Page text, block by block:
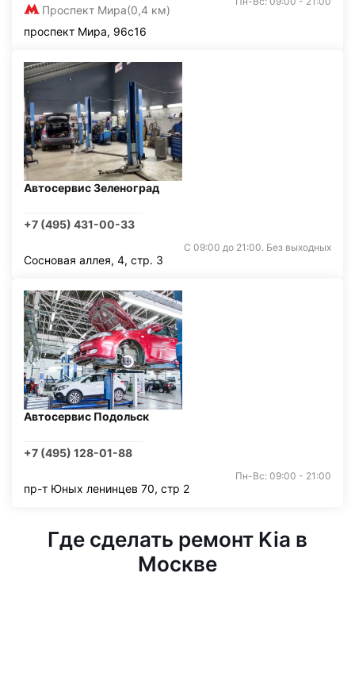
Проспект Мира(0,4 км)
проспект Мира, 96с16
Автосервис Зеленоград
+7 (495) 431-00-33
С 09:00 до 21:00. Без выходных
Сосновая аллея, 4, стр. 3
Автосервис Подольск
+7 (495) 128-01-88
Пн-Вс: 09:00 - 21:00
пр-т Юных ленинцев 70, стр 2
Где сделать ремонт Kia в
Москве